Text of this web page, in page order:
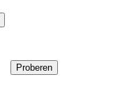
Proberen